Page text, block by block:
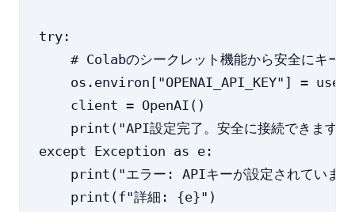
try:
# Colabのシークレット機能から安全にキー
os.environ["OPENAI_API_KEY"] =
    client = OpenAI()
print("API設定完了。安全に接続できます
except Exception as e:
print("エラー: APIキーが設定されていま